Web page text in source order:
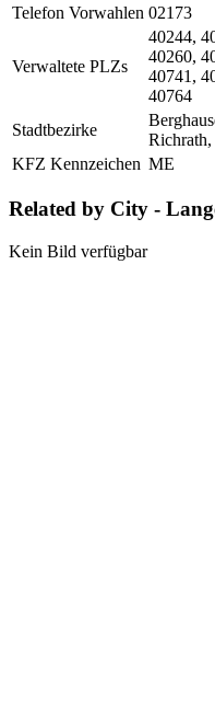
Telefon Vorwahlen 02173
Verwaltete PLZs
40244,
40260,
40741,
40764
Stadtbezirke
Richrath,
KFZ Kennzeichen ME
Related by City -
Kein Bild verfügbar